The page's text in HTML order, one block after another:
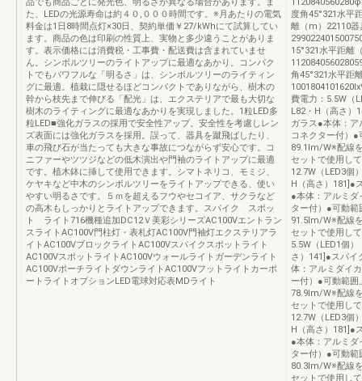
た、LEDの光源寿命は約４０,０００時間です。※月あたりの電気
料金は1日8時間点灯×30日、契約単価￥27/kWhにて試算してい
ます。商品の色は印刷の性質上、実物と多少違うことがありま
す。表示価格には消費税・工事費・配送費は含まれていませ
ん。シンボルツリーのライトアップに最適なあかり。コンパク
トでもパワフルな「明るさ」は、シンボルツリーのライティン
グに最適。植栽に隠せるほどコンパクトでありながら、樹木の
幹から枝先まで伸びる「配光」は、エクステリアで最も大切な
樹木のライティングに最適なあかりを実現しました。1粒LED多
粒LED■強化ガラスの採用で安全性アップ。安全性を考慮しレン
ズ表面には強化ガラスを採用。誤って、器具を蹴飛ばしたり、
車の飛び石が当たっても大きな事故につながらず安心です。コ
ニファーやツツジなどの低木演出や門袖のライトアップに最適
です。植木鉢に挿して使用できます。シマトネリコ、モミジ、
ケヤキなど中木のシンボルツリーをライトアップできる、使い
やすい明るさです。５ｍを超えるフウやセコイア、サクラなど
の高木もしっかりとライトアップできます。スパイク スポッ
ト ライト716機種追加DC12Ｖ美彩シリーズAC100Vエントラン
スライトAC100V門柱灯・表札灯AC100V門袖灯エクステリアラ
イトAC100VブロックライトAC100Vスパイクスポットライト
AC100VスポットライトAC100Vウォールライトガーデンライト
AC100VポーチライトダウンライトAC100Vフットライトカーポ
ートライトオプションLED電球対応表MDライト
度角45°321水平
離（m）22110
15°321水平距離
角45°321水平距
費電力：5.5W（
L82・H（高さ）
ガラス●本体：
コネクター付）●
89.1lm/W※配線
セットで使用し
12.7W（LED3
H（高さ）181]●
●本体：アルミ
ター付）●可動
91.5lm/W※配線
セットで使用し
5.5W（LED1個
さ）141]●スパ
体：アルミダイ
ー付）●可動範囲
78.9lm/W※配線
セットで使用し
12.7W（LED3
H（高さ）181]●
●本体：アルミ
ター付）●可動
80.3lm/W※配線
セットで使用し